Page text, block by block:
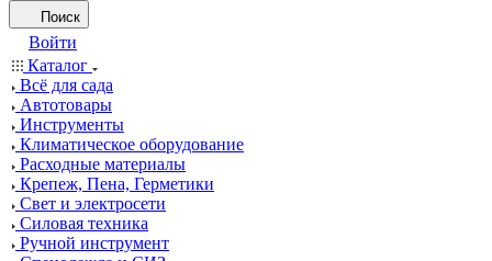
Поиск
Войти
Каталог
Всё для сада
Автотовары
Инструменты
Климатическое оборудование
Расходные материалы
Крепеж, Пена, Герметики
Свет и электросети
Силовая техника
Ручной инструмент